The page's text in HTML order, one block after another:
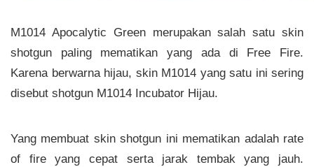
M1014 Apocalytic Green merupakan salah satu skin
shotgun paling mematikan yang ada di Free Fire.
Karena berwarna hijau, skin M1014 yang satu ini sering
disebut shotgun M1014 Incubator Hijau.
Yang membuat skin shotgun ini mematikan adalah rate
of fire yang cepat serta jarak tembak yang jauh.